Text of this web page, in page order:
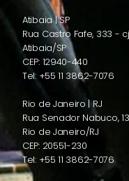
Atibaia | SP
Rua Castro Fafe, 333 -
Atibaia/SP
CEP: 12940-440
Tel: +55 11 3862-7076
Rio de Janeiro | RJ
Rua Senador Nabuco,
Rio de Janeiro/RJ
CEP: 20551-230
Tel: +55 11 3862-7076